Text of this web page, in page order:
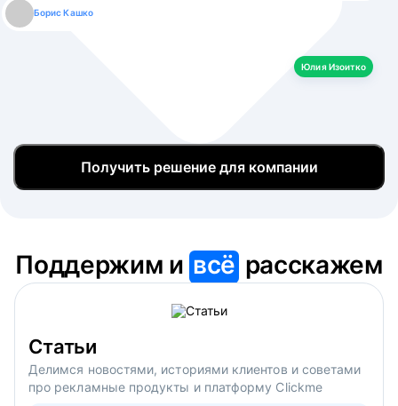
Борис Кашко
Юлия Изоитко
Юлия Изоитко
Александр Кулагин
Даниил Макаров
Екатерина Лазаренко
Получить решение для компании
Поддержим ивсё расскажем
Статьи
Делимся новостями, историями клиентов и советами
про рекламные продукты и платформу Clickme